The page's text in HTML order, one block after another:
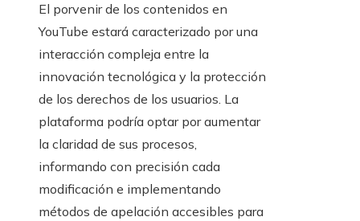
El porvenir de los contenidos en
YouTube estará caracterizado por una
interacción compleja entre la
innovación tecnológica y la protección
de los derechos de los usuarios. La
plataforma podría optar por aumentar
la claridad de sus procesos,
informando con precisión cada
modificación e implementando
métodos de apelación accesibles para